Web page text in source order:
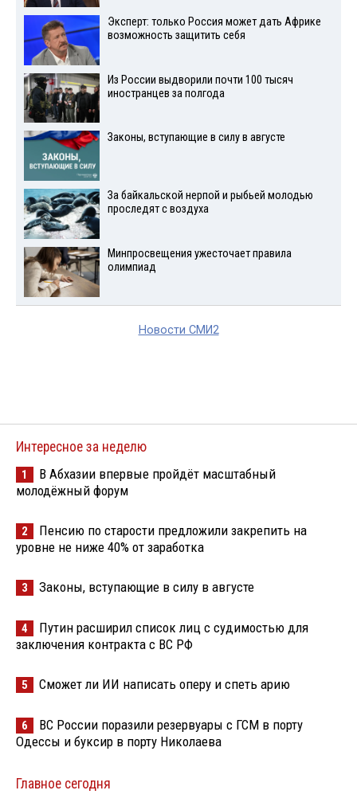
Эксперт: только Россия может дать Африке
возможность защитить себя
Из России выдворили почти 100 тысяч
иностранцев за полгода
Законы, вступающие в силу в августе
За байкальской нерпой и рыбьей молодью
проследят с воздуха
Минпросвещения ужесточает правила
олимпиад
Новости СМИ2
Интересное за неделю
1
В Абхазии впервые пройдёт масштабный
молодёжный форум
2
Пенсию по старости предложили закрепить на
уровне не ниже 40% от заработка
3 Законы, вступающие в силу в августе
4
Путин расширил список лиц с судимостью для
заключения контракта с ВС РФ
5 Сможет ли ИИ написать оперу и спеть арию
6
ВС России поразили резервуары с ГСМ в порту
Одессы и буксир в порту Николаева
Главное сегодня